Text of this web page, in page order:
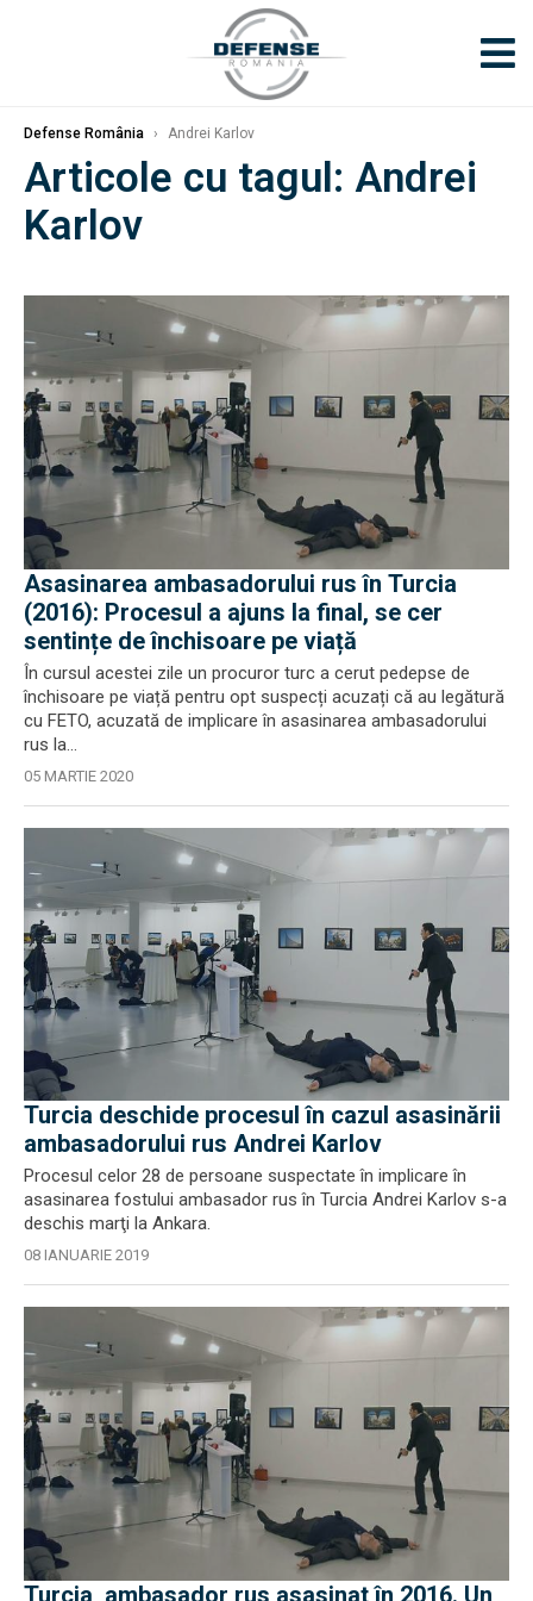
Defense România › Andrei Karlov
Articole cu tagul: Andrei
Karlov
Asasinarea ambasadorului rus în Turcia
(2016): Procesul a ajuns la final, se cer
sentințe de închisoare pe viață
În cursul acestei zile un procuror turc a cerut pedepse de
închisoare pe viață pentru opt suspecți acuzați că au legătură
cu FETO, acuzată de implicare în asasinarea ambasadorului
rus la...
05 MARTIE 2020
Turcia deschide procesul în cazul asasinării
ambasadorului rus Andrei Karlov
Procesul celor 28 de persoane suspectate în implicare în
asasinarea fostului ambasador rus în Turcia Andrei Karlov s-a
deschis marţi la Ankara.
08 IANUARIE 2019
Turcia, ambasador rus asasinat în 2016. Un